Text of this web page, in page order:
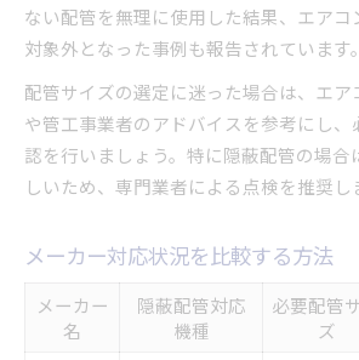
ない配管を無理に使用した結果、エア
対象外となった事例も報告されています。
配管サイズの選定に迷った場合は、エア
や管工事業者のアドバイスを参考にし
認を行いましょう。特に隠蔽配管の場合
しいため、専門業者による点検を推奨し
メーカー対応状況を比較する方法
メーカー
名
隠蔽配管対応
機種
必要配管
ズ